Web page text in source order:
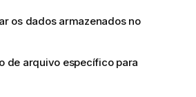
os dados armazenados no
de arquivo específico para